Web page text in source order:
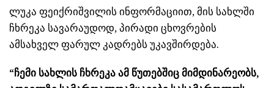
ლუკა ფეიქრიშვილის ინფორმაციით, მის სახლში
ჩხრეკა სავარაუდოდ, პირადი ცხოვრების
ამსახველ ფარულ კადრებს უკავშირდება.
“ჩემი სახლის ჩხრეკა ამ წუთებშიც მიმდინარეობს,